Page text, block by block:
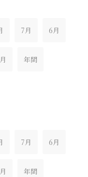
7月 6月
年間
7月 6月
年間